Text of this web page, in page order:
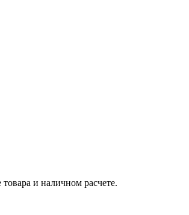
и наличном расчете.